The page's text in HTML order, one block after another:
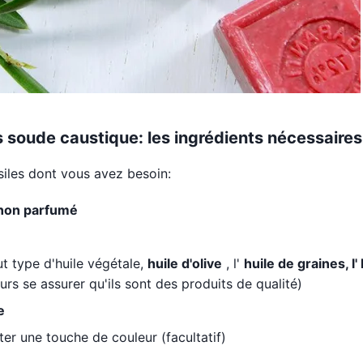
caustique: les ingrédients nécessaires
dont vous avez besoin:
parfumé
type d'huile végétale, huile d'olive , l' huile de graines, l'
se assurer qu'ils sont des produits de qualité)
une touche de couleur (facultatif)